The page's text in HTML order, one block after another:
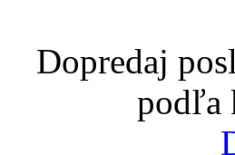
Dopredaj
podľa